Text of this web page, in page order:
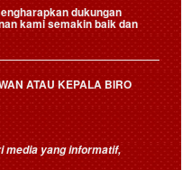
dukungan
kami semakin baik dan
ATAU KEPALA BIRO
media yang informatif,